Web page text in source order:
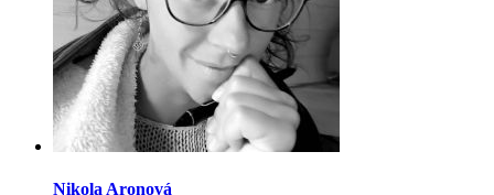
Nikola Aronová